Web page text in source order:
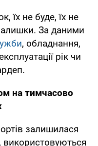
їх не буде, їх не
За даними
, обладнання,
рік чи
на тимчасово
залишилася
використовуються